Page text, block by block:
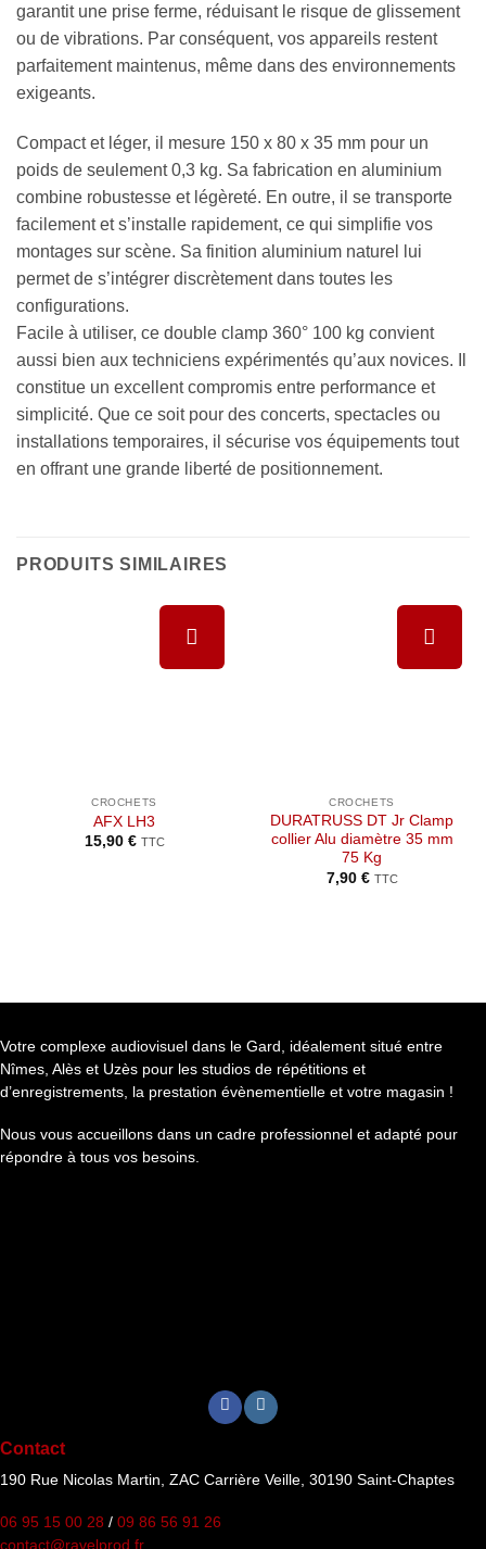
garantit une prise ferme, réduisant le risque de glissement
ou de vibrations. Par conséquent, vos appareils restent
parfaitement maintenus, même dans des environnements
exigeants.
Compact et léger, il mesure 150 x 80 x 35 mm pour un
poids de seulement 0,3 kg. Sa fabrication en aluminium
combine robustesse et légèreté. En outre, il se transporte
facilement et s’installe rapidement, ce qui simplifie vos
montages sur scène. Sa finition aluminium naturel lui
permet de s’intégrer discrètement dans toutes les
configurations.
Facile à utiliser, ce double clamp 360° 100 kg convient
aussi bien aux techniciens expérimentés qu’aux novices. Il
constitue un excellent compromis entre performance et
simplicité. Que ce soit pour des concerts, spectacles ou
installations temporaires, il sécurise vos équipements tout
en offrant une grande liberté de positionnement.
PRODUITS SIMILAIRES
CROCHETS
AFX LH3
15,90 € TTC
CROCHETS
DURATRUSS DT Jr Clamp
collier Alu diamètre 35 mm
75 Kg
7,90 € TTC
Votre complexe audiovisuel dans le Gard, idéalement situé entre
Nîmes, Alès et Uzès pour les studios de répétitions et
d’enregistrements, la prestation évènementielle et votre magasin !
Nous vous accueillons dans un cadre professionnel et adapté pour
répondre à tous vos besoins.
Contact
190 Rue Nicolas Martin, ZAC Carrière Veille, 30190 Saint-Chaptes
06 95 15 00 28 / 09 86 56 91 26
contact@ravelprod.fr